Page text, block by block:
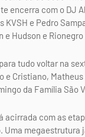
encerra com o DJ
KVSH e Pedro
e Hudson e
tudo voltar na
e Cristiano,
da Família São
acirrada com as
Uma megaestrutura